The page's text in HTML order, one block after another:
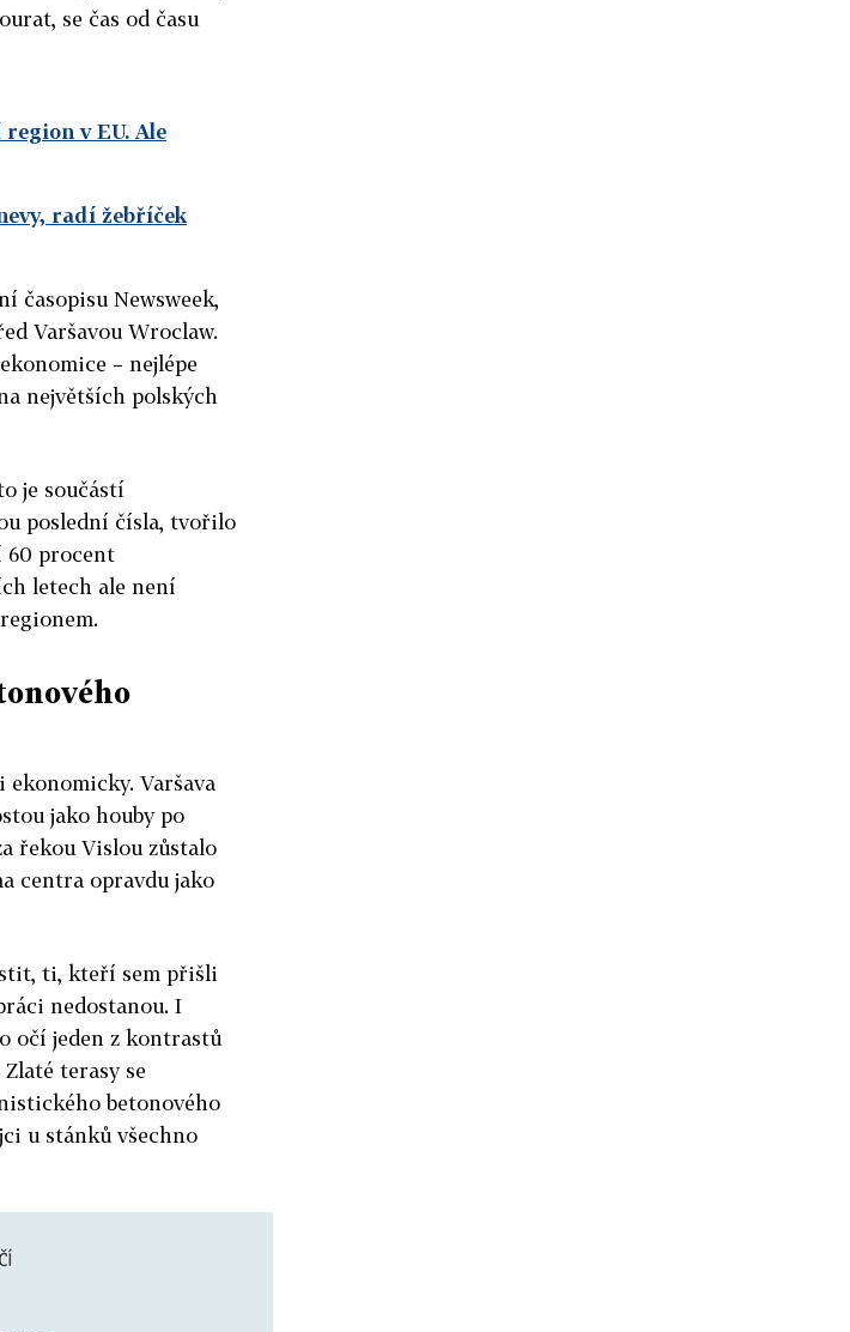
se čas od času
v EU. Ale
radí žebříček
časopisu Newsweek,
Varšavou Wroclaw.
– nejlépe
největších polských
je součástí
poslední čísla, tvořilo
60 procent
letech ale není
Varšava
jako houby po
řekou Vislou zůstalo
centra opravdu jako
ti, kteří sem přišli
nedostanou. I
očí jeden z kontrastů
terasy se
betonového
u stánků všechno